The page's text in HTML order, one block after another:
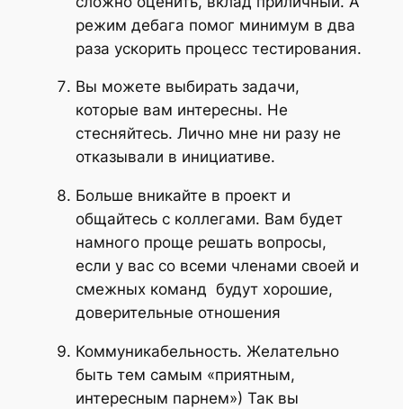
режим дебага помог минимум в два
раза ускорить процесс тестирования.
Вы можете выбирать задачи,
которые вам интересны. Не
стесняйтесь. Лично мне ни разу не
отказывали в инициативе.
Больше вникайте в проект и
общайтесь с коллегами. Вам будет
намного проще решать вопросы,
если у вас со всеми членами своей и
смежных команд будут хорошие,
доверительные отношения
Коммуникабельность. Желательно
быть тем самым «приятным,
интересным парнем») Так вы